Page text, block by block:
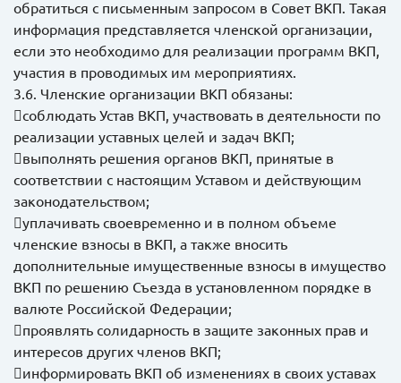
обратиться с письменным запросом в Совет ВКП. Такая
информация представляется членской организации,
если это необходимо для реализации программ ВКП,
участия в проводимых им мероприятиях.
3.6. Членские организации ВКП обязаны:
соблюдать Устав ВКП, участвовать в деятельности по
реализации уставных целей и задач ВКП;
выполнять решения органов ВКП, принятые в
соответствии с настоящим Уставом и действующим
законодательством;
уплачивать своевременно и в полном объеме
членские взносы в ВКП, а также вносить
дополнительные имущественные взносы в имущество
ВКП по решению Съезда в установленном порядке в
валюте Российской Федерации;
проявлять солидарность в защите законных прав и
интересов других членов ВКП;
информировать ВКП об изменениях в своих уставах